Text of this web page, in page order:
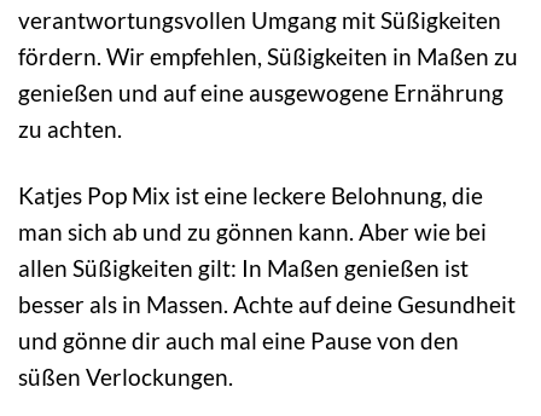
verantwortungsvollen Umgang mit Süßigkeiten
fördern. Wir empfehlen, Süßigkeiten in Maßen zu
genießen und auf eine ausgewogene Ernährung
zu achten.
Katjes Pop Mix ist eine leckere Belohnung, die
man sich ab und zu gönnen kann. Aber wie bei
allen Süßigkeiten gilt: In Maßen genießen ist
besser als in Massen. Achte auf deine Gesundheit
und gönne dir auch mal eine Pause von den
süßen Verlockungen.